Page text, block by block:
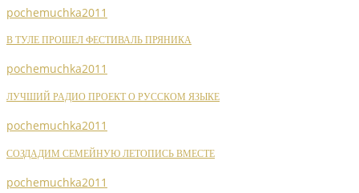
pochemuchka2011
В ТУЛЕ ПРОШЕЛ ФЕСТИВАЛЬ ПРЯНИКА
pochemuchka2011
ЛУЧШИЙ РАДИО ПРОЕКТ О РУССКОМ ЯЗЫКЕ
pochemuchka2011
СОЗДАДИМ СЕМЕЙНУЮ ЛЕТОПИСЬ ВМЕСТЕ
pochemuchka2011